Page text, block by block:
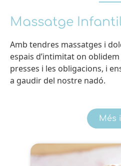
Massatge
Amb tendres massatges i
espais d’intimitat on
presses i les obligacions, i
a gaudir del nostre nadó.
Més